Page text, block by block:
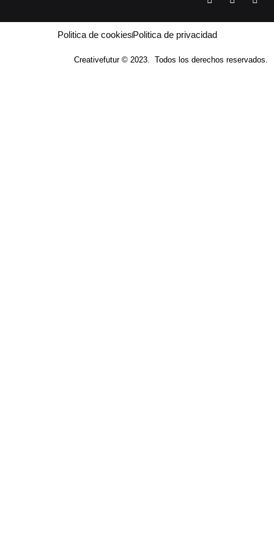
a
e
b
k
w
t
o
t
Politica de cookiesPolitica de privacidad
Creativefutur © 2023. Todos los derechos reservados.